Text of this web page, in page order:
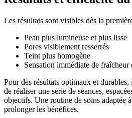
Les résultats sont visibles dès la
Peau plus lumineuse et plus lisse
Pores visiblement resserrés
Teint plus homogène
Sensation immédiate de fraîcheur
Pour des résultats optimaux et
de réaliser une série de séances,
objectifs. Une routine de soins adaptée
prolonger les bénéfices.